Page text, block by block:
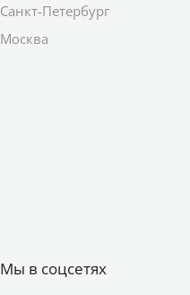
Санкт-Петербург
Москва
Мы в соцсетях